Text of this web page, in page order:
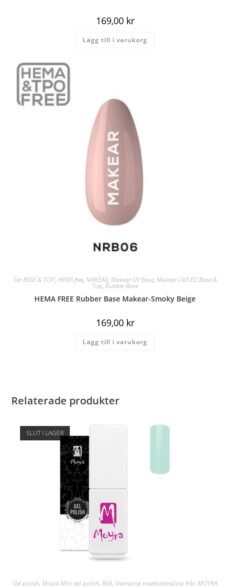
169,00 kr
Lägg till i varukorg
Gel BASE & TOP, HEMA free, MAKEAR, Makear UV Base, Makear UV/LED Base &
Top, Rubber Base
HEMA FREE Rubber Base Makear-Smoky Beige
169,00 kr
Lägg till i varukorg
Relaterade produkter
SLUT I LAGER
Gel polish, Moyra Mini gel polish, REA, Stamping-nagelstämpling från MOYRA